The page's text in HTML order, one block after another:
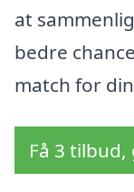
at
bedre
match for
Få 3